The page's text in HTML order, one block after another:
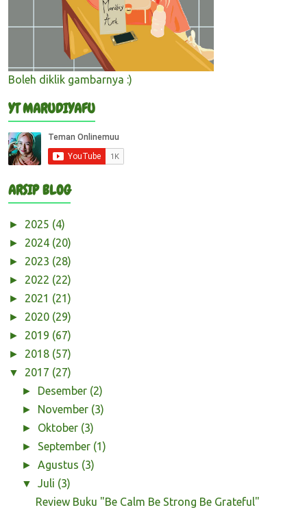
Boleh diklik gambarnya :)
YT MARUDIYAFU
ARSIP BLOG
► 2025 (4)
► 2024 (20)
► 2023 (28)
► 2022 (22)
► 2021 (21)
► 2020 (29)
► 2019 (67)
► 2018 (57)
▼ 2017 (27)
► Desember (2)
► November (3)
► Oktober (3)
► September (1)
►Agustus (3)
▼ Juli (3)
Review Buku "Be Calm Be Strong Be Grateful"